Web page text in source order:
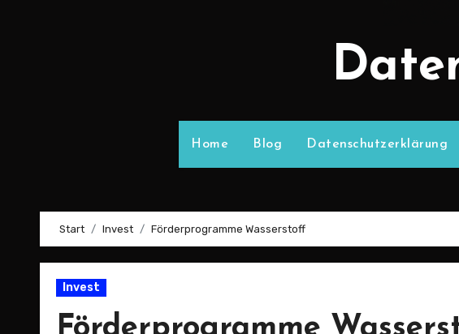
Home Blog Datenschutzerklärung
Start Invest Förderprogramme Wasserstoff
Invest